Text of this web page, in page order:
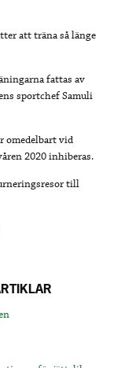
att träna så länge
fattas av
sportchefSamuli
omedelbart vid
2020 inhiberas.
till